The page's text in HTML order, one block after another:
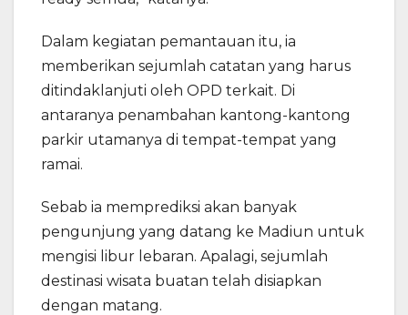
Dalam kegiatan pemantauan itu, ia
memberikan sejumlah catatan yang harus
ditindaklanjuti oleh OPD terkait. Di
antaranya penambahan kantong-kantong
parkir utamanya di tempat-tempat yang
ramai.
Sebab ia memprediksi akan banyak
pengunjung yang datang ke Madiun untuk
mengisi libur lebaran. Apalagi, sejumlah
destinasi wisata buatan telah disiapkan
dengan matang.